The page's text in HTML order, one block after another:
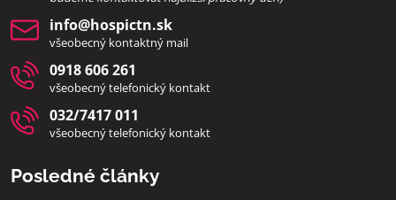
info​@hospictn​.sk
všeobecný kontaktný mail
0918 606 261
všeobecný telefonický kontakt
032/7417 011
všeobecný telefonický kontakt
Posledné články